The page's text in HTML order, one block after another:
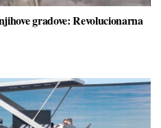
gradove: Revolucionarna